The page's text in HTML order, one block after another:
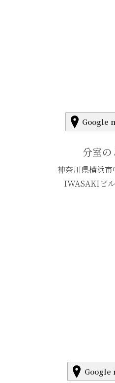
Google
分室
神奈川県横浜市
IWASAKIビ
Google